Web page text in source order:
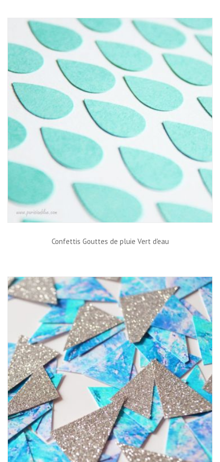
Confettis Gouttes de pluie Vert d'eau